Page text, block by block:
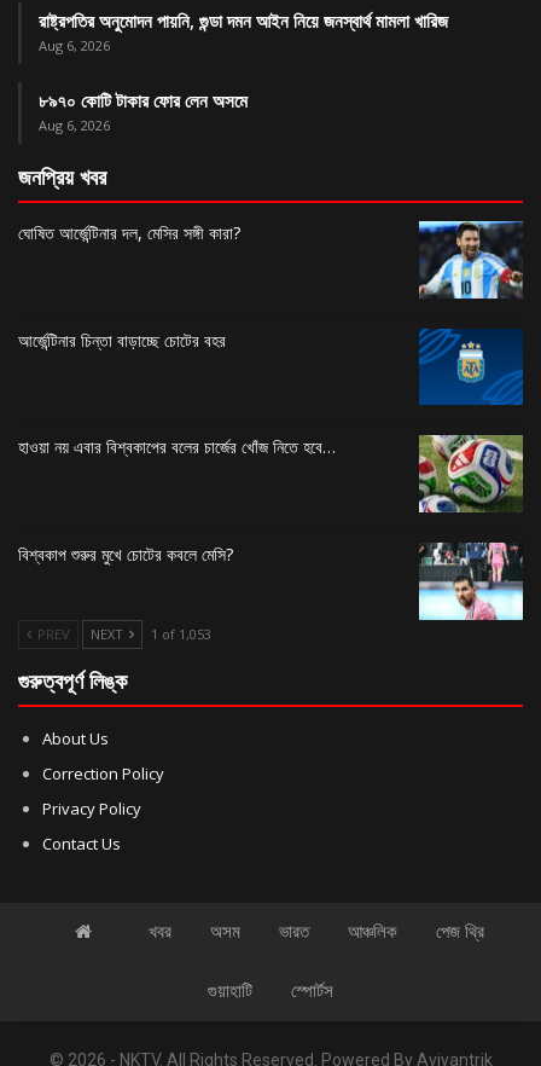
রাষ্ট্রপতির অনুমোদন পায়নি, গুন্ডা দমন আইন নিয়ে জনস্বার্থ মামলা খারিজ
Aug 6, 2026
৮৯৭০ কোটি টাকার ফোর লেন অসমে
Aug 6, 2026
জনপ্রিয় খবর
ঘোষিত আর্জেন্টিনার দল, মেসির সঙ্গী কারা?
আর্জেন্টিনার চিন্তা বাড়াচ্ছে চোটের বহর
হাওয়া নয় এবার বিশ্বকাপের বলের চার্জের খোঁজ নিতে হবে…
বিশ্বকাপ শুরুর মুখে চোটের কবলে মেসি?
PREV NEXT 1 of 1,053
গুরুত্বপূর্ণ লিঙ্ক
About Us
Correction Policy
Privacy Policy
Contact Us
খবর অসম ভারত আঞ্চলিক পেজ থ্রি
গুয়াহাটি স্পোর্টস
© 2026 - NKTV. All Rights Reserved. Powered ByAviyantrik